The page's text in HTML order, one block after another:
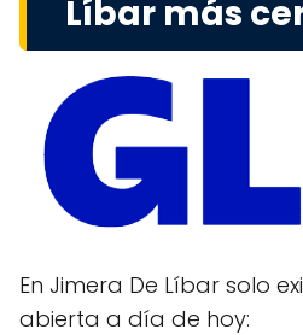
Líbar más
En Jimera De Líbar solo
abierta a día de hoy: